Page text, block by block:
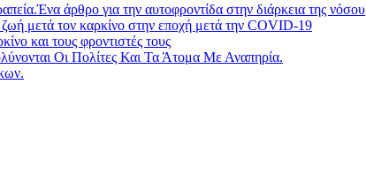
άρθρο για την αυτοφροντίδα στην διάρκεια της νόσου
μετά τον καρκίνο στην εποχή μετά την COVID-19
και τους φροντιστές τους
Οι Πολίτες Και Τα Άτομα Με Αναπηρία.